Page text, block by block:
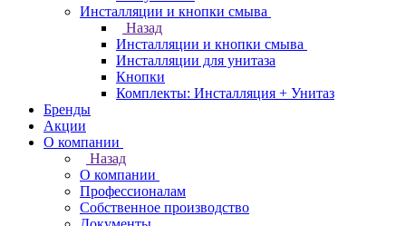
Инсталляции и кнопки смыва
Назад
Инсталляции и кнопки смыва
Инсталляции для унитаза
Кнопки
Комплекты: Инсталляция + Унитаз
Бренды
Акции
О компании
Назад
О компании
Профессионалам
Собственное производство